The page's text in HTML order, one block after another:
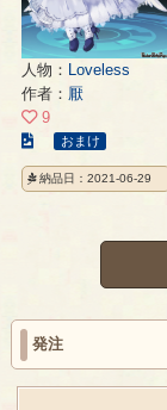
人物： Loveless
作者： 厭
9
こ
の
イ
ジ
おまけ
納品日：2021-06-29
発注